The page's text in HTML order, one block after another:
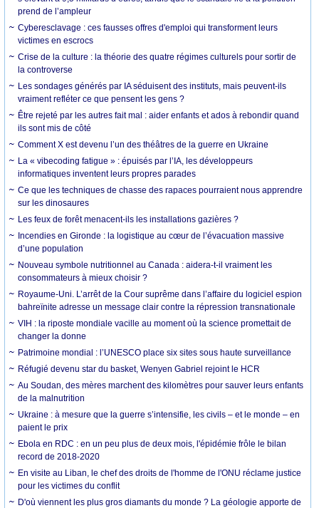
prend de l’ampleur
Cyberesclavage : ces fausses offres d'emploi qui transforment leurs
victimes en escrocs
Crise de la culture : la théorie des quatre régimes culturels pour sortir de
la controverse
Les sondages générés par IA séduisent des instituts, mais peuvent-ils
vraiment refléter ce que pensent les gens ?
Être rejeté par les autres fait mal : aider enfants et ados à rebondir quand
ils sont mis de côté
Comment X est devenu l’un des théâtres de la guerre en Ukraine
La « vibecoding fatigue » : épuisés par l’IA, les développeurs
informatiques inventent leurs propres parades
Ce que les techniques de chasse des rapaces pourraient nous apprendre
sur les dinosaures
Les feux de forêt menacent-ils les installations gazières ?
Incendies en Gironde : la logistique au cœur de l’évacuation massive
d’une population
Nouveau symbole nutritionnel au Canada : aidera-t-il vraiment les
consommateurs à mieux choisir ?
Royaume-Uni. L’arrêt de la Cour suprême dans l’affaire du logiciel espion
bahreïnite adresse un message clair contre la répression transnationale
VIH : la riposte mondiale vacille au moment où la science promettait de
changer la donne
Patrimoine mondial : l’UNESCO place six sites sous haute surveillance
Réfugié devenu star du basket, Wenyen Gabriel rejoint le HCR
Au Soudan, des mères marchent des kilomètres pour sauver leurs enfants
de la malnutrition
Ukraine : à mesure que la guerre s’intensifie, les civils – et le monde – en
paient le prix
Ebola en RDC : en un peu plus de deux mois, l'épidémie frôle le bilan
record de 2018-2020
En visite au Liban, le chef des droits de l'homme de l'ONU réclame justice
pour les victimes du conflit
D'où viennent les plus gros diamants du monde ? La géologie apporte de